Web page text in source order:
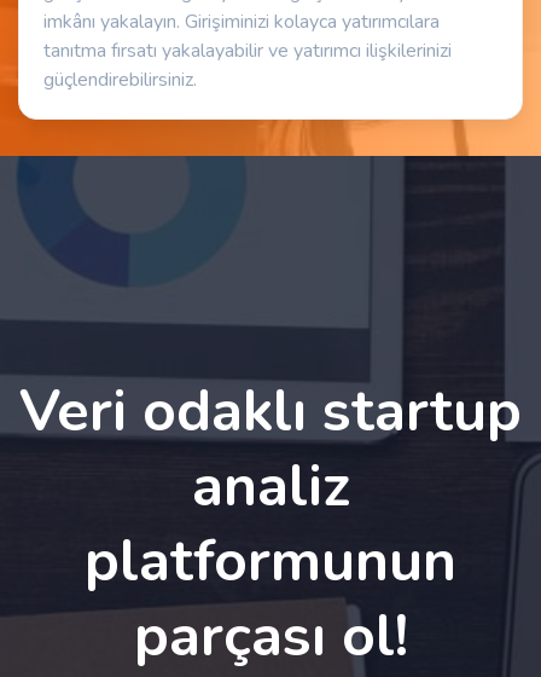
imkânı yakalayın. Girişiminizi kolayca yatırımcılara
tanıtma fırsatı yakalayabilir ve yatırımcı ilişkilerinizi
güçlendirebilirsiniz.
Veri odaklı startup
analiz
platformunun
parçası ol!